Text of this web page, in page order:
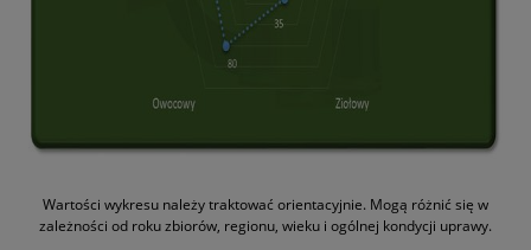
Wartości wykresu należy traktować orientacyjnie. Mogą różnić się w
zależności od roku zbiorów, regionu, wieku i ogólnej kondycji uprawy.